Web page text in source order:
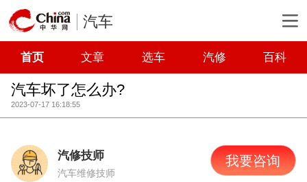
汽车
首页 文章 选车 汽修 百科
汽车坏了怎么办?
2023-07-17 16:18:55
汽修技师
汽车维修技师
我要咨询